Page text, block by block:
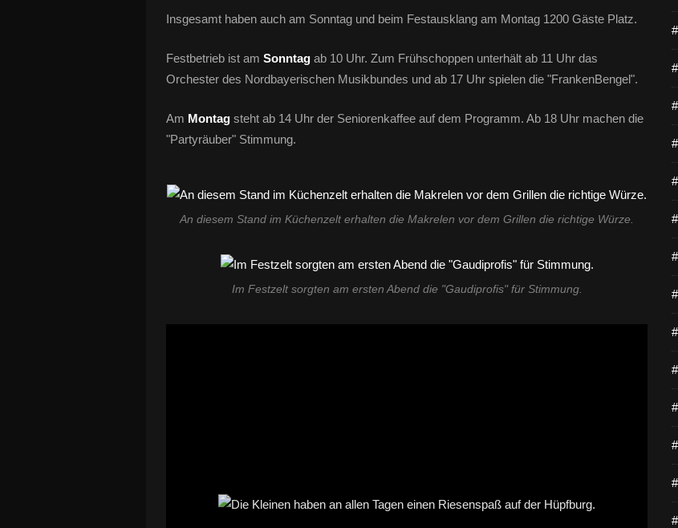
Insgesamt haben auch am Sonntag und beim Festausklang am Montag 1200 Gäste Platz.
Festbetrieb ist am Sonntag ab 10 Uhr. Zum Frühschoppen unterhält ab 11 Uhr das
Orchester des Nordbayerischen Musikbundes und ab 17 Uhr spielen die "FrankenBengel".
Am Montag steht ab 14 Uhr der Seniorenkaffee auf dem Programm. Ab 18 Uhr machen die
"Partyräuber" Stimmung.
An diesem Stand im Küchenzelt erhalten die Makrelen vor dem Grillen die richtige Würze.
Im Festzelt sorgten am ersten Abend die "Gaudiprofis" für Stimmung.